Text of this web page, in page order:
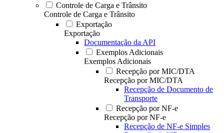
Controle de Carga e Trânsito
Controle de Carga e Trânsito
Exportação
Exportação
Documentação da API
Exemplos Adicionais
Exemplos Adicionais
Recepção por MIC/DTA
Recepção por MIC/DTA
Recepção de Documento de
Transporte
Recepção por NF-e
Recepção por NF-e
Recepção de NF-e Simples